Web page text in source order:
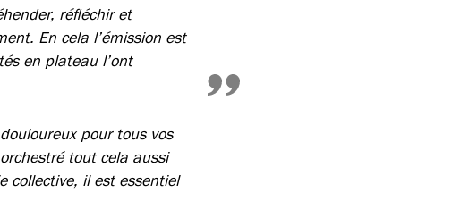
réfléchir et
En cela l’émission est
en plateau l’ont
pour tous vos
tout cela aussi
collective, il est essentiel